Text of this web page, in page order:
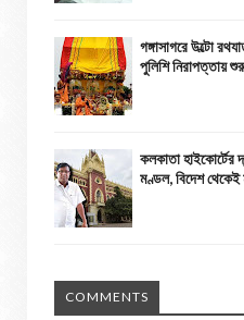
গঙ্গাসাগরে উল্টো
পুলিশি নিরাপত্তায়
কলকাতা হাইকোর্টের
মণ্ডল, বিদেশ থেকেই
COMMENTS